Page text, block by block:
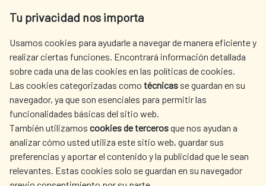
Tu privacidad nos importa
Usamos cookies para ayudarle a navegar de manera eficiente y
realizar ciertas funciones. Encontrará información detallada
sobre cada una de las cookies en las políticas de cookies.
Las cookies categorizadas como técnicas se guardan en su
navegador, ya que son esenciales para permitir las
funcionalidades básicas del sitio web.
También utilizamos cookies de tercerosque nos ayudan a
analizar cómo usted utiliza este sitio web, guardar sus
preferencias y aportar el contenido y la publicidad que le sean
relevantes. Estas cookies solo se guardan en su navegador
Tel. +34 900 20 30 54​​​​​​​
AECID
WHERE DO WE COOPERATE?
SPANISH HUMANITARIAN
ACTION
PRESS ROOM
CULTURE AND SCIENCE LIBRARY